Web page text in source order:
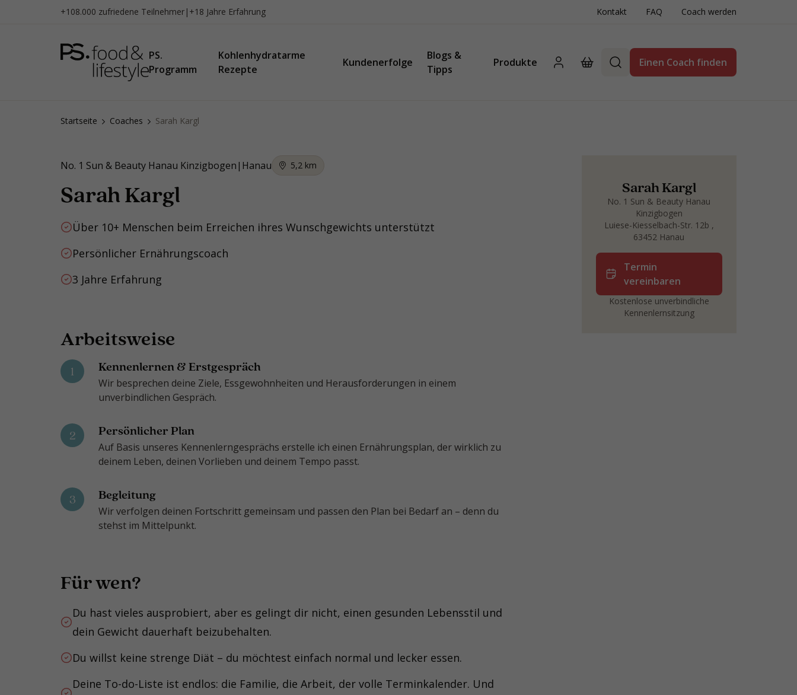
+108.000 zufriedene Teilnehmer | +18 Jahre Erfahrung Kontakt FAQ Coach werden
PS.
Programm
Kohlenhydratarme
Rezepte
Kundenerfolge
Blogs &
Tipps
Produkte Einen Coach finden
Startseite Coaches Sarah Kargl
No. 1 Sun & Beauty Hanau Kinzigbogen| Hanau 5,2 km
Sarah Kargl
Über 10+ Menschen beim Erreichen ihres Wunschgewichts unterstützt
Persönlicher Ernährungscoach
3 Jahre Erfahrung
Arbeitsweise
1 Kennenlernen & Erstgespräch
Wir besprechen deine Ziele, Essgewohnheiten und Herausforderungen in einem
unverbindlichen Gespräch.
2 Persönlicher Plan
Auf Basis unseres Kennenlerngesprächs erstelle ich einen Ernährungsplan, der wirklich zu
deinem Leben, deinen Vorlieben und deinem Tempo passt.
3 Begleitung
Wir verfolgen deinen Fortschritt gemeinsam und passen den Plan bei Bedarf an – denn du
stehst im Mittelpunkt.
Für wen?
Du hast vieles ausprobiert, aber es gelingt dir nicht, einen gesunden Lebensstil und
dein Gewicht dauerhaft beizubehalten.
Du willst keine strenge Diät – du möchtest einfach normal und lecker essen.
Deine To-do-Liste ist endlos: die Familie, die Arbeit, der volle Terminkalender. Und
Sarah Kargl
No. 1 Sun & Beauty Hanau
Kinzigbogen
Luiese-Kiesselbach-Str. 12b ,
63452 Hanau
Termin
vereinbaren
Kostenlose unverbindliche
Kennenlernsitzung